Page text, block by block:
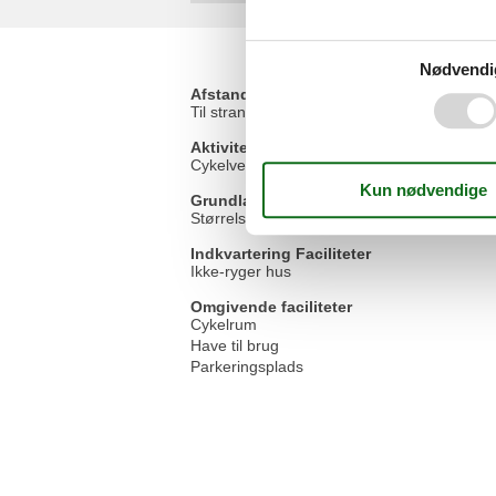
Afstande
Til stranden
Aktivitetsfaciliteter
Cykelvenlig
Grundlæggende faciliteter
Størrelse
Indkvartering Faciliteter
Ikke-ryger hus
Omgivende faciliteter
Cykelrum
Have til brug
Parkeringsplads